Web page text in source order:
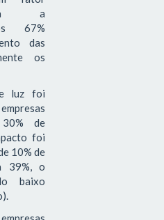
a
67%
das
os
luz foi
de
foi
10% de
39%, o
baixo